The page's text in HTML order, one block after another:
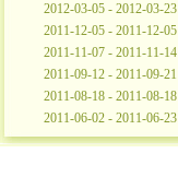
2012-03-05 - 2012-03-23
2011-12-05 - 2011-12-05
2011-11-07 - 2011-11-14
2011-09-12 - 2011-09-21
2011-08-18 - 2011-08-18
2011-06-02 - 2011-06-23